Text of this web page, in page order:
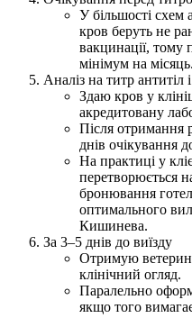
У більшості схем
кров беруть не
вакцинації, тому
мінімум на місяць.
Аналіз на титр антитіл
Здаю кров у
акредитовану
Після отримання
днів очікування
На практиці у
перетворюється
бронювання
оптимального
Кишинева.
За 3–5 днів до виїзду
Отримую
клінічний огляд.
Паралельно
якщо того вимагає